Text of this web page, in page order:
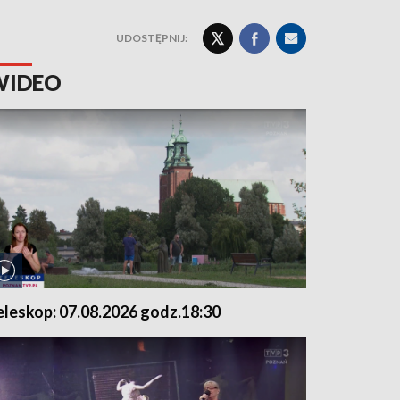
UDOSTĘPNIJ:
07.08.2026 godz.18:30